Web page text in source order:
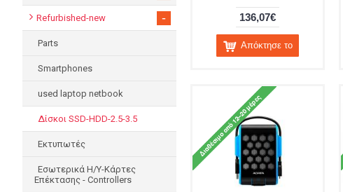
Refurbished-new -
Parts
Smartphones
used laptop netbook
Δίσκοι SSD-HDD-2.5-3.5
Εκτυπωτές
Εσωτερικά Η/Υ-Κάρτες
Επέκτασης - Controllers
136,07€
Απόκτησε το